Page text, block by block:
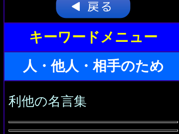
キーワードメニュー
人・他人・相手のため
利他の名言集